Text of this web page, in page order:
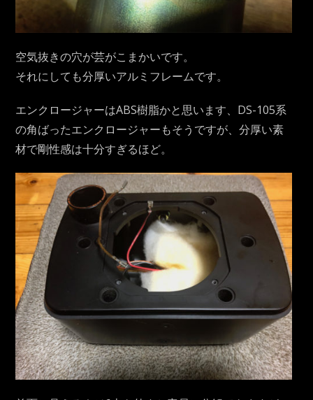
空気抜きの穴が芸がこまかいです。
それにしても分厚いアルミフレームです。
エンクロージャーはABS樹脂かと思います、DS-105系
の角ばったエンクロージャーもそうですが、分厚い素
材で剛性感は十分すぎるほど。